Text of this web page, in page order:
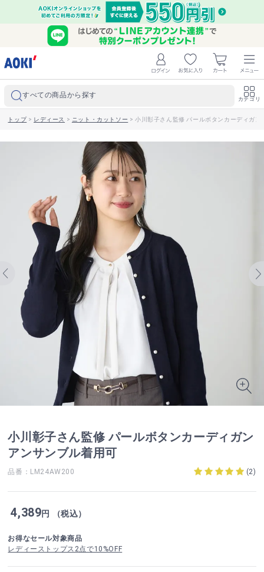
すべての商品から探す カテゴリ
トップ> レディース > ニット・カットソー >小川彰子さん監修 パールボタンカーディガン
小川彰子さん監修 パールボタンカーディガン
アンサンブル着用可
品番：LM24AW200 (2)
4,389円 （税込）
お得なセール対象商品
レディーストップス2点で10%OFF